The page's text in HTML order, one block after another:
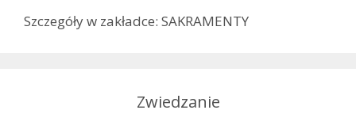
Szczegóły w zakładce: SAKRAMENTY
Zwiedzanie